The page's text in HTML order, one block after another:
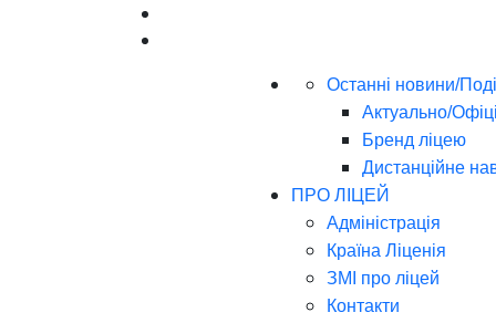
Останні новини/
Актуально/
Бренд ліцею
Дистанційне
ПРО ЛІЦЕЙ
Адміністрація
Країна Ліценія
ЗМІ про ліцей
Контакти